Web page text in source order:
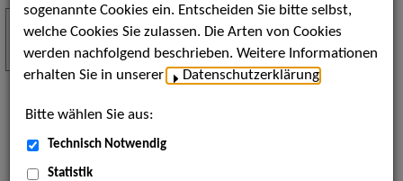
Stuttgart Street Art
Kunst, Live-Acts und Aktionen für Kinder und
Familien. Die Stuttgart Street Art verwandelt den
eine große Open-Air-Bühne voller Akrobatik, Tanz,
Musik und beeindruckender Live-Performances.
Mehr
18
JUL
sogenannte Cookies ein. Entscheiden Sie bitte selbst,
welche Cookies Sie zulassen. Die Arten von Cookies
werden nachfolgend beschrieben. Weitere Informationen
erhalten Sie in unserer
Datenschutzerklärung
Bitte wählen Sie aus:
Technisch Notwendig
Statistik